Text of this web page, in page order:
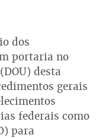
dos
portaria no
desta
gerais
federais como
para